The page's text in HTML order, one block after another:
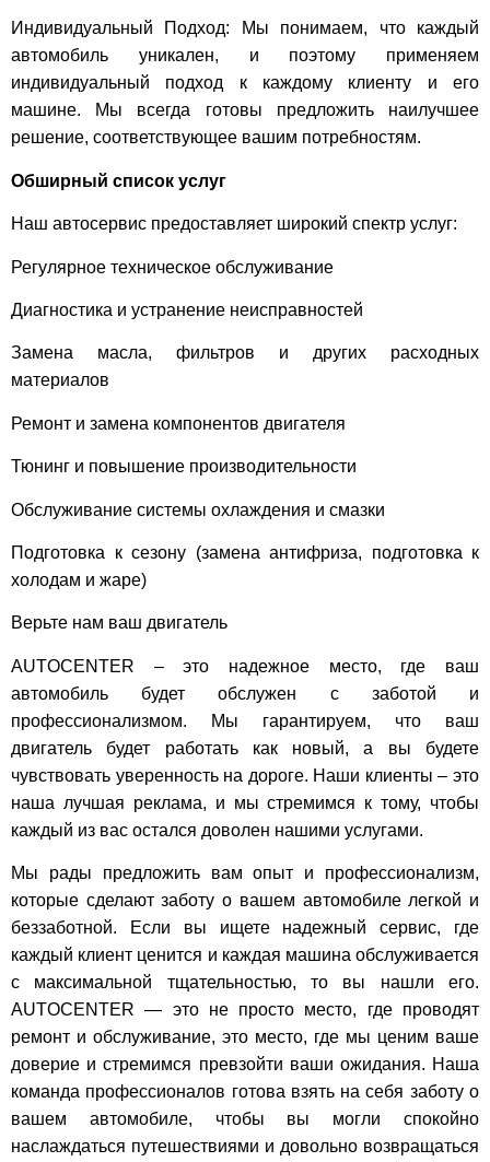
Индивидуальный Подход: Мы понимаем, что каждый
автомобиль уникален, и поэтому применяем
индивидуальный подход к каждому клиенту и его
машине. Мы всегда готовы предложить наилучшее
решение, соответствующее вашим потребностям.
Обширный список услуг
Наш автосервис предоставляет широкий спектр услуг:
Регулярное техническое обслуживание
Диагностика и устранение неисправностей
Замена масла, фильтров и других расходных
материалов
Ремонт и замена компонентов двигателя
Тюнинг и повышение производительности
Обслуживание системы охлаждения и смазки
Подготовка к сезону (замена антифриза, подготовка к
холодам и жаре)
Верьте нам ваш двигатель
AUTOCENTER – это надежное место, где ваш
автомобиль будет обслужен с заботой и
профессионализмом. Мы гарантируем, что ваш
двигатель будет работать как новый, а вы будете
чувствовать уверенность на дороге. Наши клиенты – это
наша лучшая реклама, и мы стремимся к тому, чтобы
каждый из вас остался доволен нашими услугами.
Мы рады предложить вам опыт и профессионализм,
которые сделают заботу о вашем автомобиле легкой и
беззаботной. Если вы ищете надежный сервис, где
каждый клиент ценится и каждая машина обслуживается
с максимальной тщательностью, то вы нашли его.
AUTOCENTER — это не просто место, где проводят
ремонт и обслуживание, это место, где мы ценим ваше
доверие и стремимся превзойти ваши ожидания. Наша
команда профессионалов готова взять на себя заботу о
вашем автомобиле, чтобы вы могли спокойно
наслаждаться путешествиями и довольно возвращаться